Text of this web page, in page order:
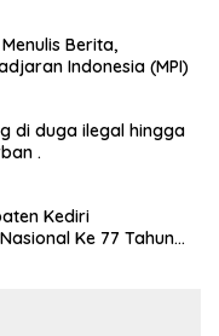
Berita,
Indonesia (MPI)
di duga ilegal hingga
.
Kediri